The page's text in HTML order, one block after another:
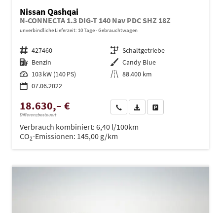
Nissan Qashqai
N-CONNECTA 1.3 DIG-T 140 Nav PDC SHZ 18Z
unverbindliche Lieferzeit: 10 Tage Gebrauchtwagen
Fahrzeugnr. 427460 Getriebe Schaltgetriebe
Kraftstoff Benzin Außenfarbe Candy Blue
Leistung 103 kW (140 PS) Kilometerstand 88.400 km
07.06.2022
18.630,– €
Differenzbesteuert
Wir rufen Sie anPDF-Datei, Fahrzeugexposé
Verbrauch kombiniert: 6,40 l/100km
CO2-Emissionen: 145,00 g/km